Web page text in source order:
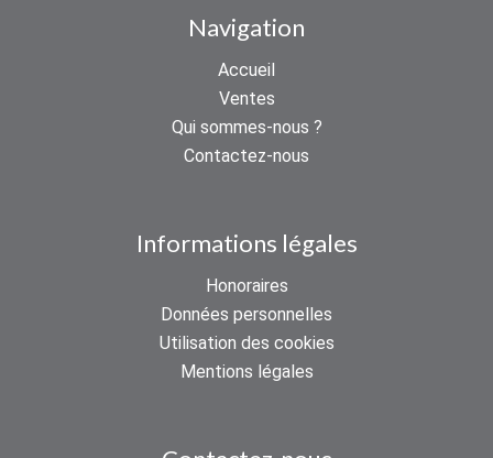
Navigation
Accueil
Ventes
Qui sommes-nous ?
Contactez-nous
Informations légales
Honoraires
Données personnelles
Utilisation des cookies
Mentions légales